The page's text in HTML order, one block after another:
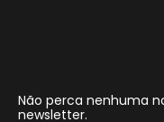
Não perca nenhuma
newsletter.